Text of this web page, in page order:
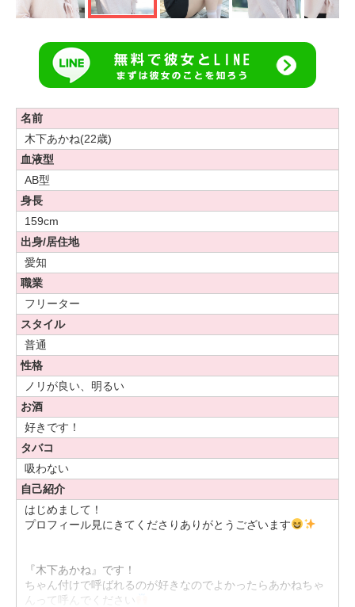
名前
木下あかね(22歳)
血液型
AB型
身長
159cm
出身/居住地
愛知
職業
フリーター
スタイル
普通
性格
ノリが良い、明るい
お酒
好きです！
タバコ
吸わない
自己紹介
はじめまして！
プロフィール見にきてくださりありがとうございます
『木下あかね』です！
ちゃん付けで呼ばれるのが好きなのでよかったらあかねちゃ
んって呼んでください